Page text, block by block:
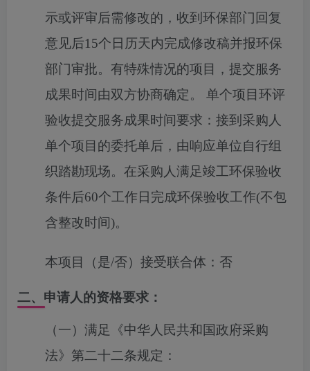
示或评审后需修改的，收到环保部门回复
意见后15个日历天内完成修改稿并报环保
部门审批。有特殊情况的项目，提交服务
成果时间由双方协商确定。 单个项目环评
验收提交服务成果时间要求：接到采购人
单个项目的委托单后，由响应单位自行组
织踏勘现场。在采购人满足竣工环保验收
条件后60个工作日完成环保验收工作(不包
含整改时间)。
本项目（是/否）接受联合体： 否
二、申请人的资格要求：
（一）满足《中华人民共和国政府采购
法》第二十二条规定：